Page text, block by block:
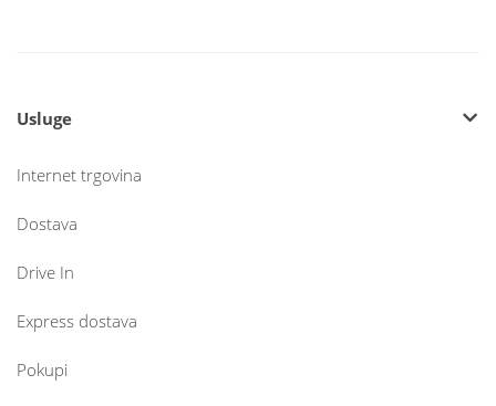
Usluge
Internet trgovina
Dostava
Drive In
Express dostava
Pokupi